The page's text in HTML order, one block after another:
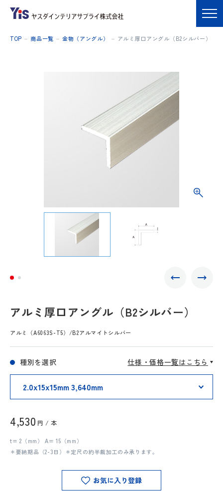
TOP 商品一覧 金物（アングル） アルミ厚口アングル（B2シルバー）
アルミ厚口アングル（B2シルバー）
アルミ（A6063S-T5）/B2アルマイトシルバー
仕様・価格一覧はこちら
種別を選択
4,530 円 / 本
t= 2（mm） A= 15（mm）
＊要納期品（2-3日）＊定尺の約半裁加工のみ承ります。
お気に入り登録